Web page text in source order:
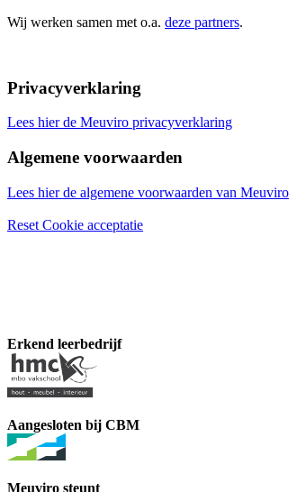
Wij werken samen met o.a. deze partners.
Privacyverklaring
Lees hier de Meuviro privacyverklaring
Algemene voorwaarden
Lees hier de algemene voorwaarden van Meuviro
Reset Cookie acceptatie
Erkend leerbedrijf
Aangesloten bij CBM
Meuviro steunt